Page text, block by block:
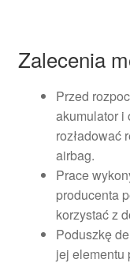
Zalecenia
Przed
akumulator i
rozładować
airbag.
Prace
producenta
korzystać z
Poduszkę
jej elementu